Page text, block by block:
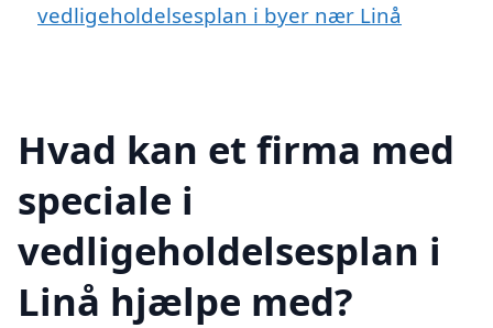
vedligeholdelsesplan i byer nær Linå
Hvad kan et firma med
speciale i
vedligeholdelsesplan i
Linå hjælpe med?